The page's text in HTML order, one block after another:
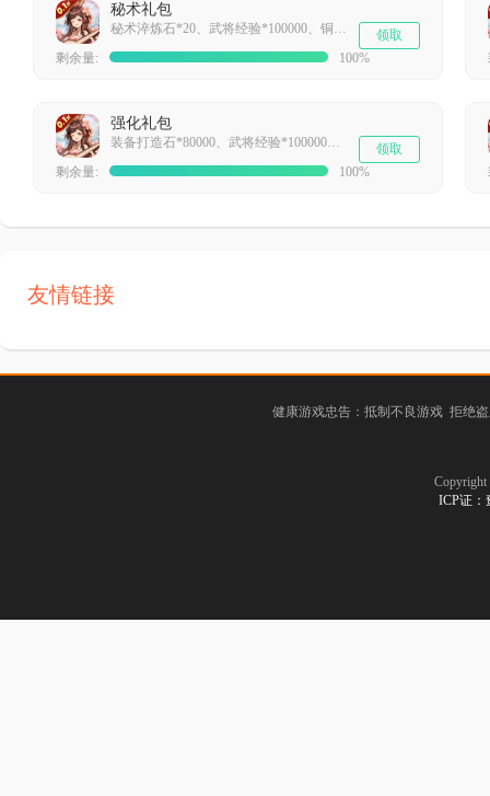
秘术礼包
秘术淬炼石*20、武将经验*100000、铜币*100000
剩余量:
100%
领取
强化礼包
装备打造石*80000、武将经验*100000、铜币*100000
剩余量:
100%
领取
友情链接
健康游戏忠告：抵制不良游戏 拒绝
ICP证：